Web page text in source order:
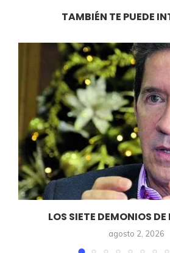
TAMBIÉN TE PUEDE
LOS SIETE DEMONIOS
agosto 2, 2026